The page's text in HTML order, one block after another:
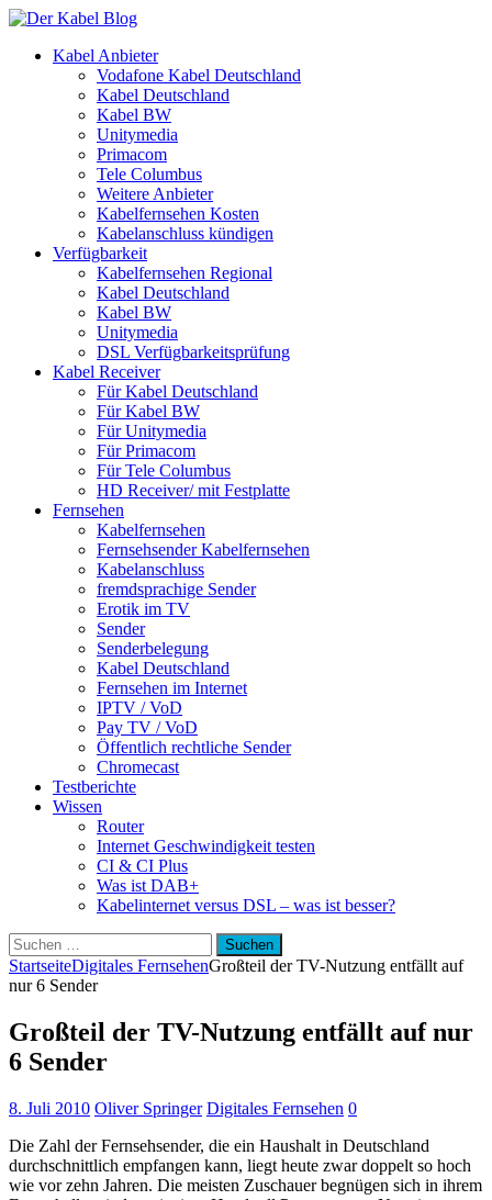
Kabel Anbieter
Vodafone Kabel Deutschland
Kabel Deutschland
Kabel BW
Unitymedia
Primacom
Tele Columbus
Weitere Anbieter
Kabelfernsehen Kosten
Kabelanschluss kündigen
Verfügbarkeit
Kabelfernsehen Regional
Kabel Deutschland
Kabel BW
Unitymedia
DSL Verfügbarkeitsprüfung
Kabel Receiver
Für Kabel Deutschland
Für Kabel BW
Für Unitymedia
Für Primacom
Für Tele Columbus
HD Receiver/ mit Festplatte
Fernsehen
Kabelfernsehen
Fernsehsender Kabelfernsehen
Kabelanschluss
fremdsprachige Sender
Erotik im TV
Sender
Senderbelegung
Kabel Deutschland
Fernsehen im Internet
IPTV / VoD
Pay TV / VoD
Öffentlich rechtliche Sender
Chromecast
Testberichte
Wissen
Router
Internet Geschwindigkeit testen
CI & CI Plus
Was ist DAB+
Kabelinternet versus DSL – was ist besser?
Suchen
nach:
StartseiteDigitales FernsehenGroßteil der TV-Nutzung entfällt auf
nur 6 Sender
Großteil der TV-Nutzung entfällt auf nur
6 Sender
8. Juli 2010 Oliver Springer Digitales Fernsehen 0
Die Zahl der Fernsehsender, die ein Haushalt in Deutschland
durchschnittlich empfangen kann, liegt heute zwar doppelt so hoch
wie vor zehn Jahren. Die meisten Zuschauer begnügen sich in ihrem